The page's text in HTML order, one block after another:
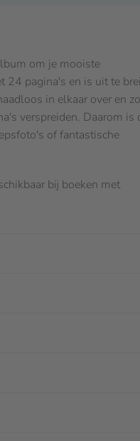
om je mooiste
24 pagina's en is uit te
in elkaar over en
verspreiden. Daarom is
of fantastische
bij boeken met
is